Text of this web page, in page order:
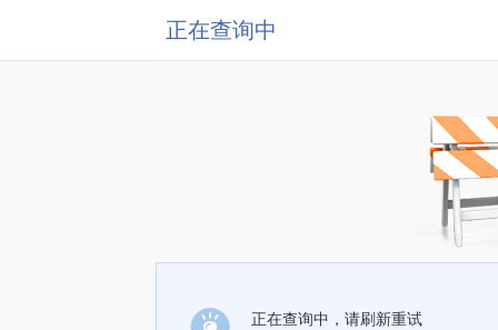
正在查询中
正在查询中，请刷新重试